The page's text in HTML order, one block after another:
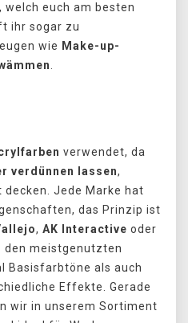
euch am besten
ihr sogar zu
wie Make-up-
.
verwendet, da
verdünnen lassen,
decken. Jede Marke hat
das Prinzip ist
, AK Interactive oder
den meistgenutzten
Basisfarbtöne als auch
Effekte. Gerade
wir in unserem Sortiment